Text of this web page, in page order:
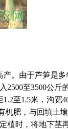
产。由于芦笋是多
2500至3500公斤
至1.5米，沟宽
机肥，与回填土
植时，将地下茎